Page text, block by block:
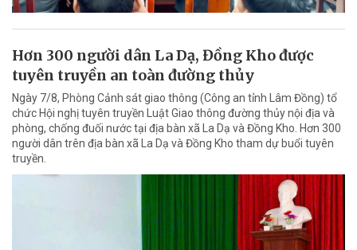
Hơn 300 người dân La Dạ, Đồng Kho được
tuyên truyền an toàn đường thủy
Ngày 7/8, Phòng Cảnh sát giao thông (Công an tỉnh Lâm Đồng) tổ
chức Hội nghị tuyên truyền Luật Giao thông đường thủy nội địa và
phòng, chống đuối nước tại địa bàn xã La Dạ và Đồng Kho. Hơn 300
người dân trên địa bàn xã La Dạ và Đồng Kho tham dự buổi tuyên
truyền.